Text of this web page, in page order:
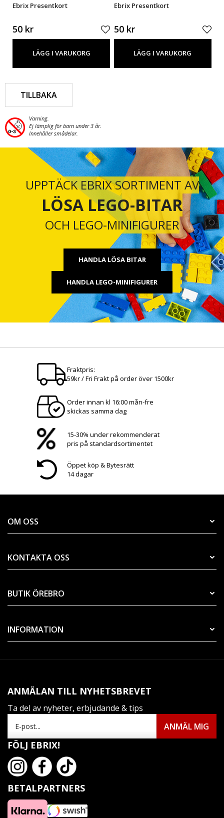
Ebrix Presentkort
50 kr
LÄGG I VARUKORG
Ebrix Presentkort
50 kr
LÄGG I VARUKORG
TILLBAKA
Varning.
Ej lämplig för barn under 3 år.
Innehåller smådelar.
UPPTÄCK EBRIX SORTIMENT AV
LÖSA LEGO-BITAR
OCH LEGO-MINIFIGURER
HANDLA LÖSA BITAR
HANDLA LEGO-MINIFIGURER
Fraktpris:
59kr / Fri Frakt på order över 1500kr
Order innan kl 16:00 mån-fre
skickas samma dag
15-30% under rekommenderat
pris på standardsortimentet
Öppet köp & Bytesrätt
14 dagar
OM OSS
KONTAKTA OSS
BUTIK ÖREBRO
INFORMATION
ANMÄLAN TILL NYHETSBREVET
Ta del av nyheter, erbjudande & tips
FÖLJ EBRIX!
BETALPARTNERS